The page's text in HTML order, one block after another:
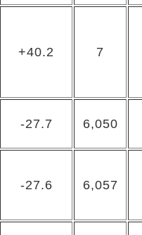
+40.2 7
-27.7 6,050
-27.6 6,057